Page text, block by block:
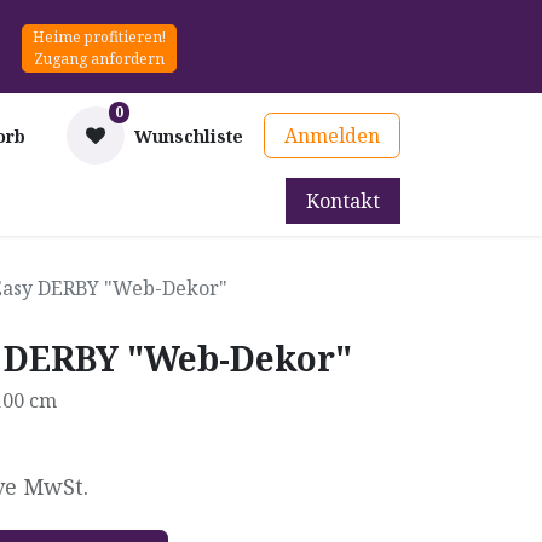
Heime profitieren!
Zugang anfordern
0
Wunschliste Anmelden
Mieten
Kontakt
DERBY "Web-Dekor"
"Web-Dekor"
cm
MwSt.